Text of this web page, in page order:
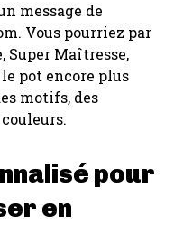
message de
Vous pourriez par
Super Maîtresse,
pot encore plus
motifs, des
pour
en